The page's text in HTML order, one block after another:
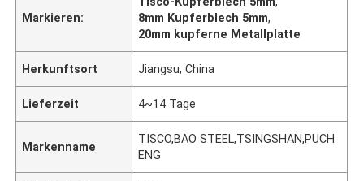
Markieren:
8mm Kupferblech 5mm,
20mm kupferne Metallplatte
Herkunftsort Jiangsu, China
Lieferzeit 4~14 Tage
Markenname
TISCO,BAO STEEL,TSINGSHAN,PUCH
ENG